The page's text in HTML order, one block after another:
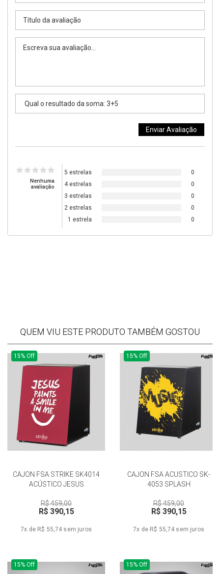
Nenhuma
avaliação
5 estrelas
0
4 estrelas
0
3 estrelas
0
2 estrelas
0
1 estrela
0
QUEM VIU ESTE PRODUTO TAMBÉM GOSTOU
15% Off
CAJON FSA STRIKE SK4014
ACÚSTICO JESUS
R$ 459,00
R$ 390,15
7x de R$ 55,74 sem juros
15% Off
CAJON FSA ACUSTICO SK-
4053 SPLASH
R$ 459,00
R$ 390,15
7x de R$ 55,74 sem juros
15% Off 15% Off